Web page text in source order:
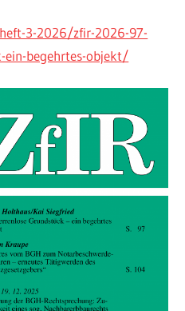
3-2026/zfir-2026-97-
ein-begehrtes-objekt/